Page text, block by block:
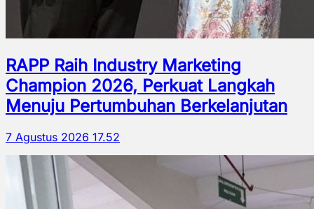
RAPP Raih Industry Marketing
Champion 2026, Perkuat Langkah
Menuju Pertumbuhan Berkelanjutan
7 Agustus 2026 17.52